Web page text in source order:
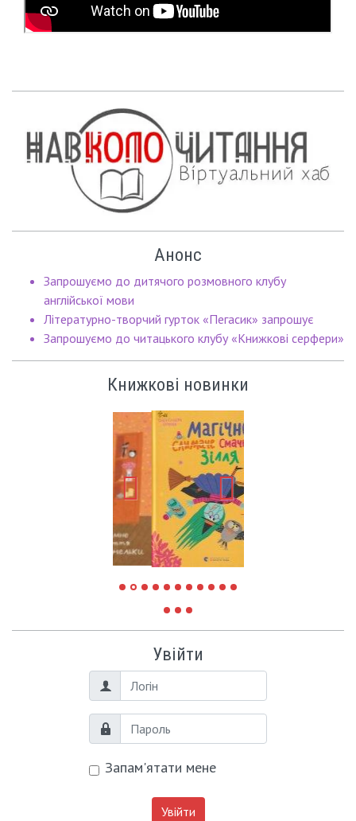
Анонс
Запрошуємо до дитячого розмовного клубу
англійської мови
Літературно-творчий гурток «Пегасик» запрошує
Запрошуємо до читацького клубу «Книжкові серфери»
Книжкові новинки
Увійти
Логін
Пароль
Запам'ятати мене
Увійти